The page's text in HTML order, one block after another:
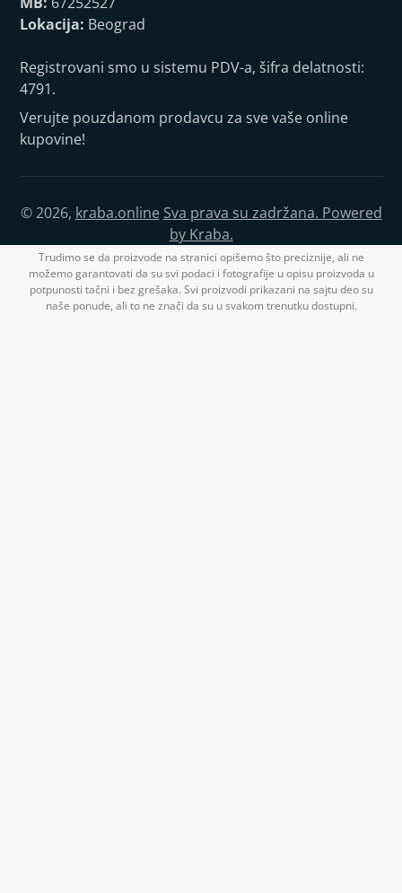
Lokacija: Beograd
Registrovani smo u sistemu PDV-a, šifra delatnosti:
4791.
Verujte pouzdanom prodavcu za sve vaše online
kupovine!
© 2026, kraba.online Sva prava su zadržana. Powered
by Kraba.
Trudimo se da proizvode na stranici opišemo što preciznije, ali ne
možemo garantovati da su svi podaci i fotografije u opisu proizvoda u
potpunosti tačni i bez grešaka. Svi proizvodi prikazani na sajtu deo su
naše ponude, ali to ne znači da su u svakom trenutku dostupni.